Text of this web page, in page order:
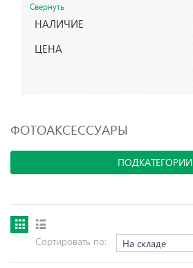
Свернуть
НАЛИЧИЕ
ЦЕНА
ФОТОАКСЕССУАРЫ
ПОДКАТЕГОРИИ
Сортировать по: